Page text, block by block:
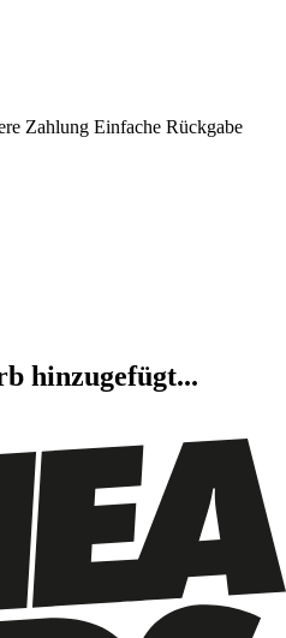
Zahlung Einfache Rückgabe
hinzugefügt...